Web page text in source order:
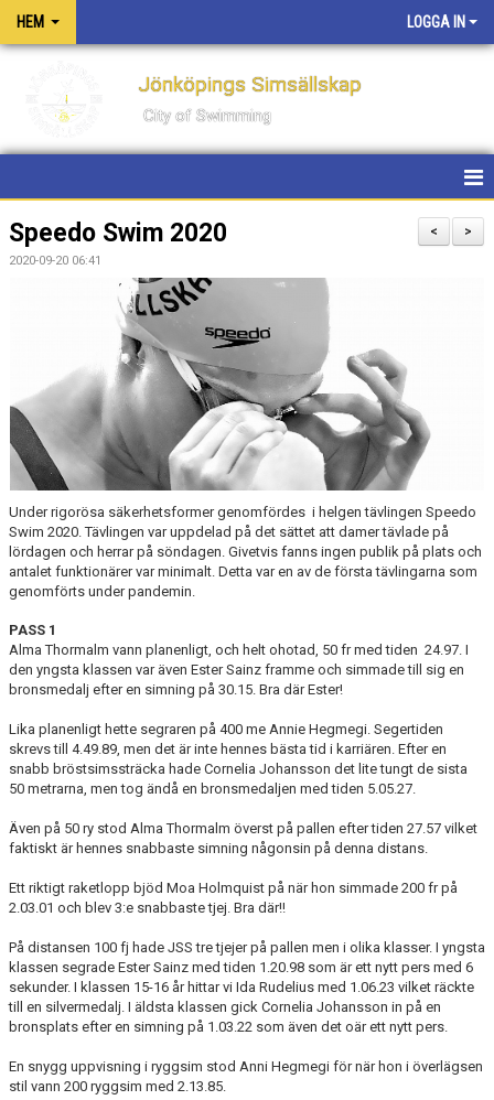
HEM LOGGA IN
Jönköpings Simsällskap
City of Swimming
HEM
NYHETER
PM FÖR TÄVLINGAR OCH LÄGER
PRIVATLEKTIONER
BOKNING SIMSKOLA
KALENDER
>
<
Speedo Swim 2020
2020-09-20 06:41
Under rigorösa säkerhetsformer genomfördes i helgen tävlingen Speedo
Swim 2020. Tävlingen var uppdelad på det sättet att damer tävlade på
lördagen och herrar på söndagen. Givetvis fanns ingen publik på plats och
antalet funktionärer var minimalt. Detta var en av de första tävlingarna som
genomförts under pandemin.
PASS 1
Alma Thormalm vann planenligt, och helt ohotad, 50 fr med tiden 24.97. I
den yngsta klassen var även Ester Sainz framme och simmade till sig en
bronsmedalj efter en simning på 30.15. Bra där Ester!
Lika planenligt hette segraren på 400 me Annie Hegmegi. Segertiden
skrevs till 4.49.89, men det är inte hennes bästa tid i karriären. Efter en
snabb bröstsimssträcka hade Cornelia Johansson det lite tungt de sista
50 metrarna, men tog ändå en bronsmedaljen med tiden 5.05.27.
Även på 50 ry stod Alma Thormalm överst på pallen efter tiden 27.57 vilket
faktiskt är hennes snabbaste simning någonsin på denna distans.
Ett riktigt raketlopp bjöd Moa Holmquist på när hon simmade 200 fr på
2.03.01 och blev 3:e snabbaste tjej. Bra där!!
På distansen 100 fj hade JSS tre tjejer på pallen men i olika klasser. I yngsta
klassen segrade Ester Sainz med tiden 1.20.98 som är ett nytt pers med 6
sekunder. I klassen 15-16 år hittar vi Ida Rudelius med 1.06.23 vilket räckte
till en silvermedalj. I äldsta klassen gick Cornelia Johansson in på en
bronsplats efter en simning på 1.03.22 som även det oär ett nytt pers.
En snygg uppvisning i ryggsim stod Anni Hegmegi för när hon i överlägsen
stil vann 200 ryggsim med 2.13.85.